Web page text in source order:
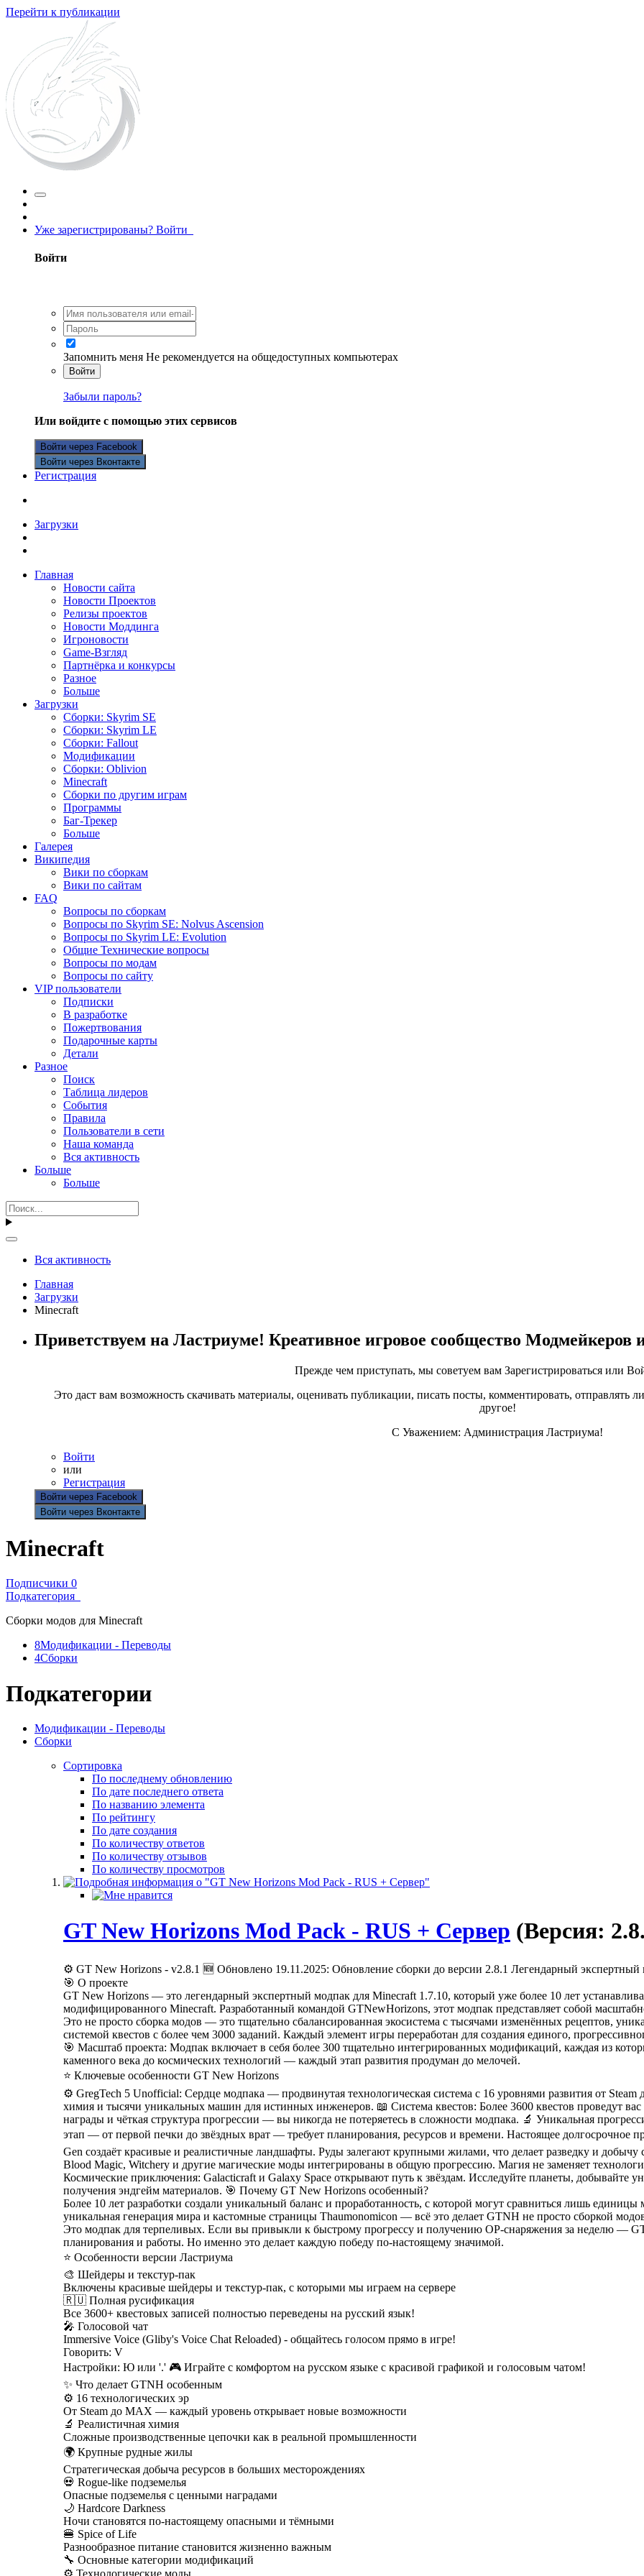
Перейти к публикации
Уже зарегистрированы? Войти
Войти
Запомнить меня Не рекомендуется на общедоступных компьютерах
Войти
Забыли пароль?
Или войдите с помощью этих сервисов
Войти через Facebook
Войти через Вконтакте
Регистрация
Загрузки
Главная
Новости сайта
Новости Проектов
Релизы проектов
Новости Моддинга
Игроновости
Game-Взгляд
Партнёрка и конкурсы
Разное
Больше
Загрузки
Сборки: Skyrim SE
Сборки: Skyrim LE
Сборки: Fallout
Модификации
Сборки: Oblivion
Minecraft
Сборки по другим играм
Программы
Баг-Трекер
Больше
Галерея
Википедия
Вики по сборкам
Вики по сайтам
FAQ
Вопросы по сборкам
Вопросы по Skyrim SE: Nolvus Ascension
Вопросы по Skyrim LE: Evolution
Общие Технические вопросы
Вопросы по модам
Вопросы по сайту
VIP пользователи
Подписки
В разработке
Пожертвования
Подарочные карты
Детали
Разное
Поиск
Таблица лидеров
События
Правила
Пользователи в сети
Наша команда
Вся активность
Больше
Больше
Вся активность
Главная
Загрузки
Minecraft
Приветствуем на Ластриуме! Креативное игровое сообщество Модмейкеров
Прежде чем приступать, мы советуем вам Зарегистрироваться или
Это даст вам возможность скачивать материалы, оценивать публикации, писать посты, комментировать, отправлять
другое!
С Уважением: Администрация Ластриума!
Войти
или
Регистрация
Войти через Facebook
Войти через Вконтакте
Minecraft
Подписчики 0
Подкатегория
Сборки модов для Minecraft
8Модификации - Переводы
4Сборки
Подкатегории
Модификации - Переводы
Сборки
Сортировка
По последнему обновлению
По дате последнего ответа
По названию элемента
По рейтингу
По дате создания
По количеству ответов
По количеству отзывов
По количеству просмотров
GT New Horizons Mod Pack - RUS + Сервер (Версия:
⚙️ GT New Horizons - v2.8.1 🆕 Обновлено 19.11.2025: Обновление сборки до версии 2.8.1 Легендарный экспертный
🎯 О проекте
GT New Horizons — это легендарный экспертный модпак для Minecraft 1.7.10, который уже более 10 лет
модифицированного Minecraft. Разработанный командой GTNewHorizons, этот модпак представляет собой
Это не просто сборка модов — это тщательно сбалансированная экосистема с тысячами изменённых рецептов,
системой квестов с более чем 3000 заданий. Каждый элемент игры переработан для создания единого,
🎯 Масштаб проекта: Модпак включает в себя более 300 тщательно интегрированных модификаций, каждая из
каменного века до космических технологий — каждый этап развития продуман до мелочей.
⭐ Ключевые особенности GT New Horizons
⚙️ GregTech 5 Unofficial: Сердце модпака — продвинутая технологическая система с 16 уровнями развития от
химия и тысячи уникальных машин для истинных инженеров. 📖 Система квестов: Более 3600 квестов проведут
награды и чёткая структура прогрессии — вы никогда не потеряетесь в сложности модпака. 🔬 Уникальная
этап — от первой печки до звёздных врат — требует планирования, ресурсов и времени. Настоящее долгосрочное
Gen создаёт красивые и реалистичные ландшафты. Руды залегают крупными жилами, что делает разведку и
Blood Magic, Witchery и другие магические моды интегрированы в общую прогрессию. Магия не заменяет
Космические приключения: Galacticraft и Galaxy Space открывают путь к звёздам. Исследуйте планеты, добывайте
получения эндгейм материалов. 🎯 Почему GT New Horizons особенный?
Более 10 лет разработки создали уникальный баланс и проработанность, с которой могут сравниться лишь
уникальная генерация мира и кастомные страницы Thaumonomicon — всё это делает GTNH не просто сборкой
Это модпак для терпеливых. Если вы привыкли к быстрому прогрессу и получению OP-снаряжения за неделю —
планирования и работы. Но именно это делает каждую победу по-настоящему значимой.
⭐ Особенности версии Ластриума
🎨 Шейдеры и текстур-пак
Включены красивые шейдеры и текстур-пак, с которыми мы играем на сервере
🇷🇺 Полная русификация
Все 3600+ квестовых записей полностью переведены на русский язык!
🎤 Голосовой чат
Immersive Voice (Gliby's Voice Chat Reloaded) - общайтесь голосом прямо в игре!
Говорить: V
Настройки: Ю или '.' 🎮 Играйте с комфортом на русском языке с красивой графикой и голосовым чатом!
✨ Что делает GTNH особенным
⚙️ 16 технологических эр
От Steam до MAX — каждый уровень открывает новые возможности
🔬 Реалистичная химия
Сложные производственные цепочки как в реальной промышленности
🌍 Крупные рудные жилы
Стратегическая добыча ресурсов в больших месторождениях
💀 Rogue-like подземелья
Опасные подземелья с ценными наградами
🌙 Hardcore Darkness
Ночи становятся по-настоящему опасными и тёмными
🍔 Spice of Life
Разнообразное питание становится жизненно важным
🔧 Основные категории модификаций
⚙️ Технологические моды